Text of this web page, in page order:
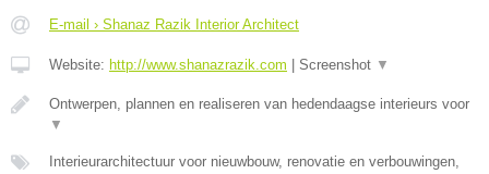
E-mail › Shanaz Razik Interior Architect
Website: http://www.shanazrazik.com Screenshot ▼
Ontwerpen, plannen en realiseren van hedendaagse interieurs voor
▼
Interieurarchitectuur voor nieuwbouw, renovatie en verbouwingen,